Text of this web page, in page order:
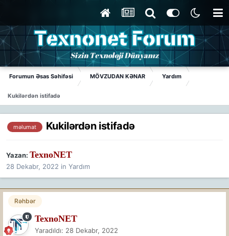
Forumun Əsas Səhifəsi MÖVZUDAN KƏNAR Yardım
Kukilərdən istifadə
məlumat Kukilərdən istifadə
Yazan: TexnoNET
28 Dekabr, 2022 in Yardım
Rəhbər
TexnoNET
Yaradıldı: 28 Dekabr, 2022